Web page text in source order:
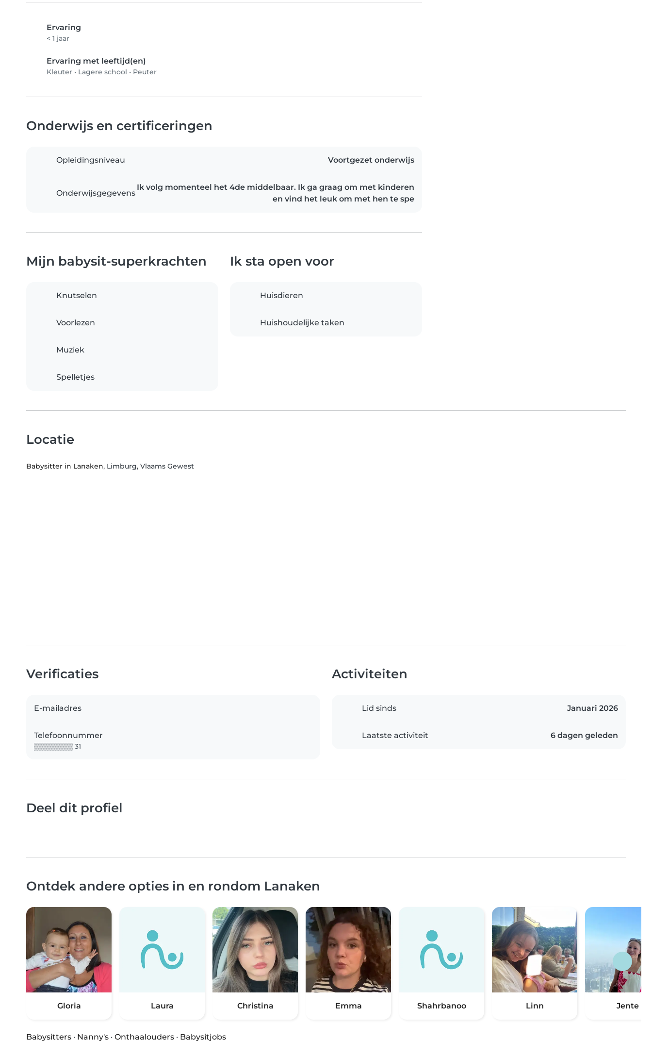
Ervaring
< 1 jaar
Ervaring met leeftijd(en)
Kleuter • Lagere school • Peuter
Onderwijs en certificeringen
Opleidingsniveau Voortgezet onderwijs
Onderwijsgegevens
Ik volg momenteel het 4de middelbaar. Ik ga graag om met kinderen
en vind het leuk om met hen te spe
Mijn babysit-superkrachten
Knutselen
Voorlezen
Muziek
Spelletjes
Ik sta open voor
Huisdieren
Huishoudelijke taken
Locatie
Babysitter in Lanaken, Limburg, Vlaams Gewest
Verificaties
E-mailadres
Telefoonnummer
▒▒▒▒▒▒▒▒ 31
Activiteiten
Lid sinds Januari 2026
Laatste activiteit 6 dagen geleden
Deel dit profiel
Ontdek andere opties in en rondom Lanaken
Gloria Laura Christina Emma Shahrbanoo Linn Jente
Babysitters · Nanny's · Onthaalouders · Babysitjobs